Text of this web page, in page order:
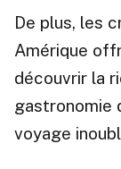
De plus, les
Amérique
découvrir la
gastronomie
voyage